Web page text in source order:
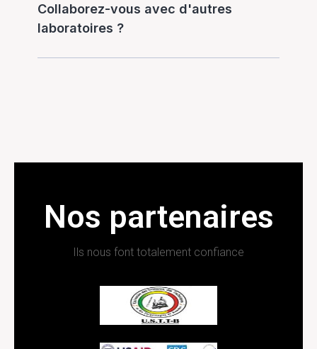
Collaborez-vous avec d'autres
laboratoires ?
Nos partenaires
Ils nous font totalement confiance